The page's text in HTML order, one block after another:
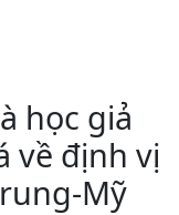
học giả
về định vị
Mỹ